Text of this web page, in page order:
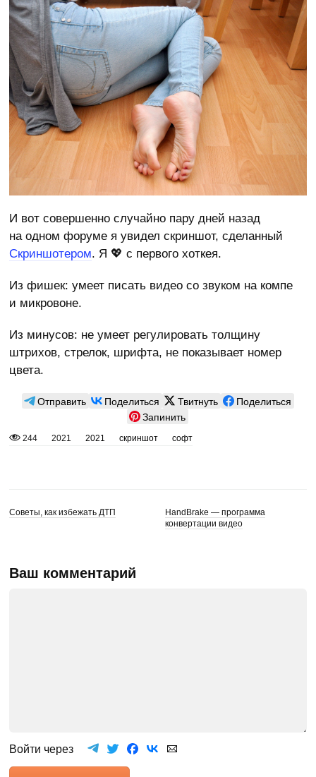
И вот совершенно случайно пару дней назад
на одном форуме я увидел скриншот, сделанный
Скриншотером. Я 💖 с первого хоткея.
Из фишек: умеет писать видео со звуком на компе
и микровоне.
Из минусов: не умеет регулировать толщину
штрихов, стрелок, шрифта, не показывает номер
цвета.
Отправить Поделиться Твитнуть
Поделиться
Запинить
244 2021 2021 скриншот софт
Советы, как избежать ДТП
HandBrake — программа
конвертации видео
Ваш комментарий
Войти через